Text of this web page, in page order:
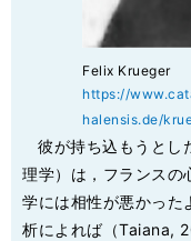
Felix Krueger
https://
halensis.de/
彼が持ち込もうとし
理学）は，フランスの
学には相性が悪かった
析によれば（Taiana,